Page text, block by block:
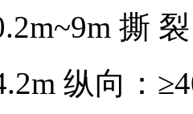
撕
纵向：